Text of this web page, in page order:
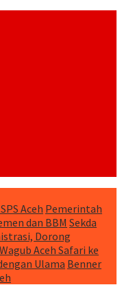
Aceh Pemerintah
dan BBM Sekda
Dorong
Wagub Aceh Safari ke
Ulama Benner